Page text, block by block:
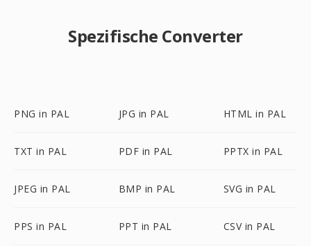
Spezifische Converter
PNG in PAL JPG in PAL HTML in PAL
TXT in PAL PDF in PAL PPTX in PAL
JPEG in PAL BMP in PAL SVG in PAL
PPS in PAL PPT in PAL CSV in PAL